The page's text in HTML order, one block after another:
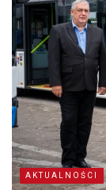
AKTUALNOŚCI